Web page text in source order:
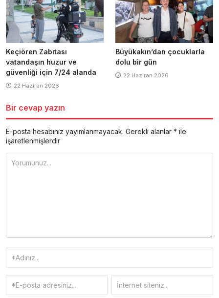
Keçiören Zabıtası
vatandaşın huzur ve
güvenliği için 7/24 alanda
22 Haziran 2026
Büyükakın’dan çocuklarla
dolu bir gün
22 Haziran 2026
Bir cevap yazın
E-posta hesabınız yayımlanmayacak. Gerekli alanlar * ile
işaretlenmişlerdir